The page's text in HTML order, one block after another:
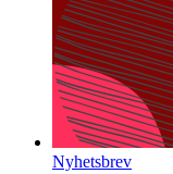
Nyhetsbrev